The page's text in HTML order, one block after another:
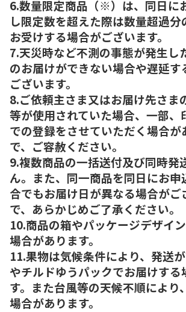
6.数量限定商品（※）は、同日に
し限定数を超えた際は数量超過分
お受けする場合がございます。
7.天災時など不測の事態が発生し
のお届けができない場合や遅延す
ございます。
8.ご依頼主さま又はお届け先さま
等が使用されていた場合、一部、
での登録をさせていただく場合が
で、ご容赦ください。
9.複数商品の一括送付及び同時発
ん。また、同一商品を同日にお申
合でもお届け日が異なる場合がご
で、あらかじめご了承ください。
10.商品の箱やパッケージデザイ
場合があります。
11.果物は気候条件により、発送
やチルドゆうパックでお届けする
す。また台風等の天候不順により
場合があります。